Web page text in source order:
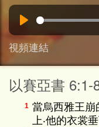
視頻連結
以賽亞書 6:1-
1 當烏西雅王崩
上‧他的衣裳